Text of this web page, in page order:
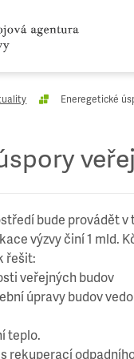
Eneregetické
bude provádět v
výzvy činí 1 mld.
řešit:
veřejných budov
úpravy budov
teplo.
rekuperací